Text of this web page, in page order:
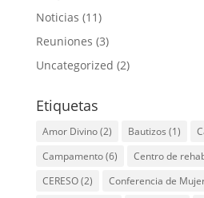
Noticias (11)
Reuniones (3)
Uncategorized (2)
Etiquetas
Amor Divino(2) Bautizos (1)
Campamento(6) Centro de
CERESO(2) Conferencia de